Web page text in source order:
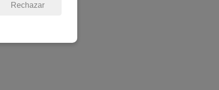
Rechazar